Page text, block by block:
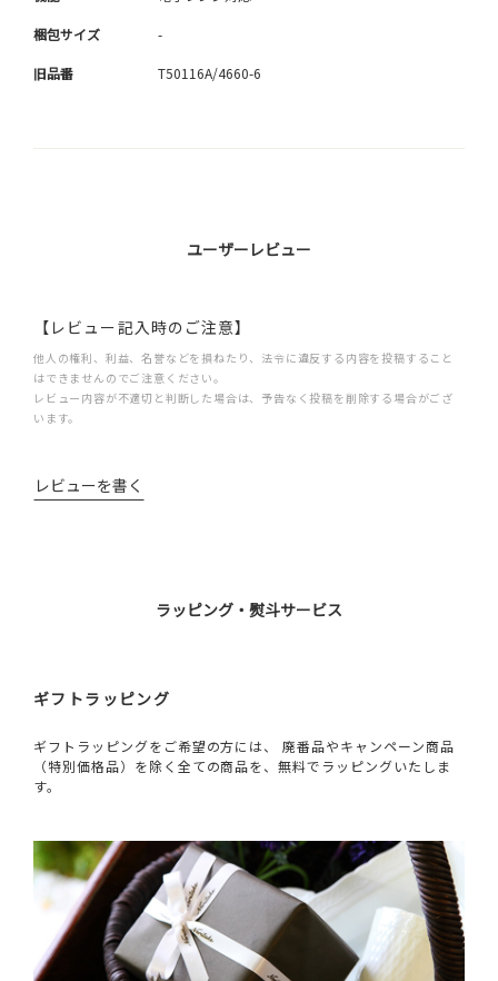
梱包サイズ -
旧品番 T50116A/4660-6
ユーザーレビュー
【レビュー記入時のご注意】
他人の権利、利益、名誉などを損ねたり、法令に違反する内容を投稿すること
はできませんのでご注意ください。
レビュー内容が不適切と判断した場合は、予告なく投稿を削除する場合がござ
います。
レビューを書く
ラッピング・熨斗サービス
ギフトラッピング
ギフトラッピングをご希望の方には、 廃番品やキャンペーン商品
（特別価格品）を除く全ての商品を、無料でラッピングいたしま
す。